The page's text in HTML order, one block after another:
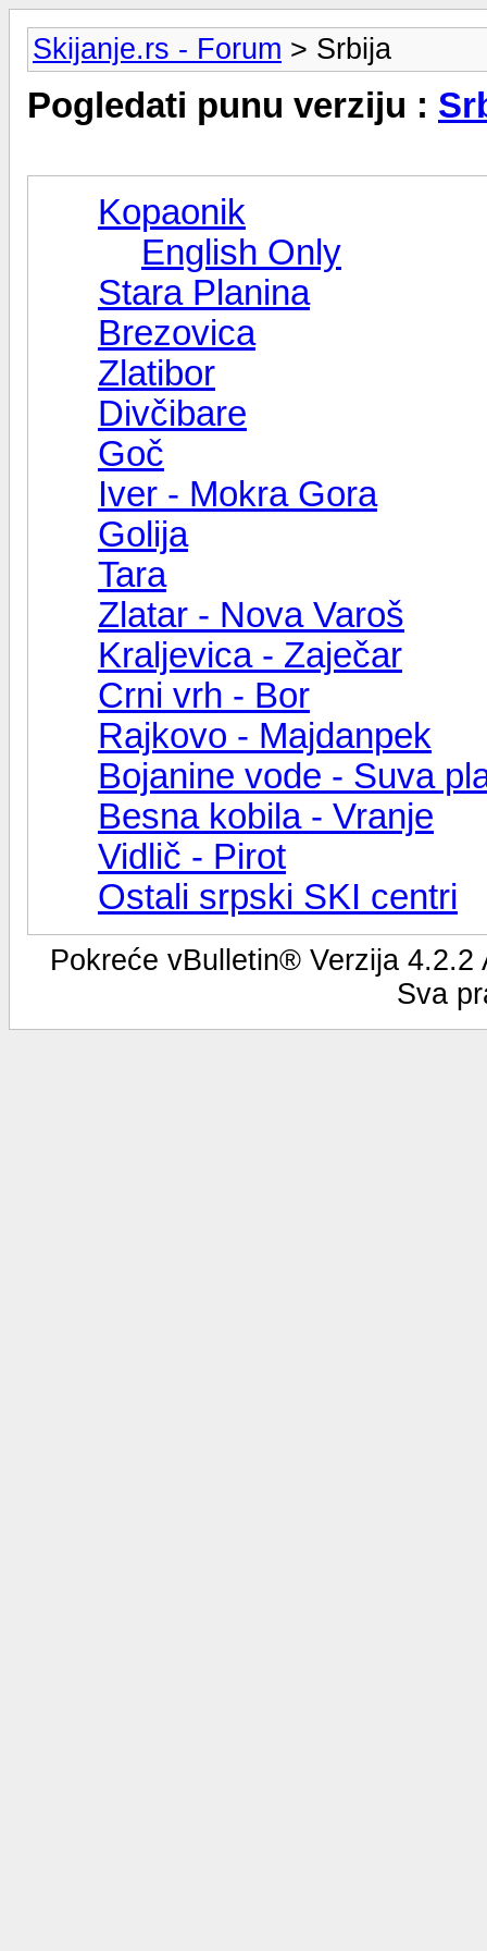
Skijanje.rs - Forum > Srbija
Pogledati punu verziju :
Kopaonik
English Only
Stara Planina
Brezovica
Zlatibor
Divčibare
Goč
Iver - Mokra Gora
Golija
Tara
Zlatar - Nova Varoš
Kraljevica - Zaječar
Crni vrh - Bor
Rajkovo - Majdanpek
Bojanine vode - Suva
Besna kobila - Vranje
Vidlič - Pirot
Ostali srpski SKI centri
Pokreće vBulletin® Verzija
Sva